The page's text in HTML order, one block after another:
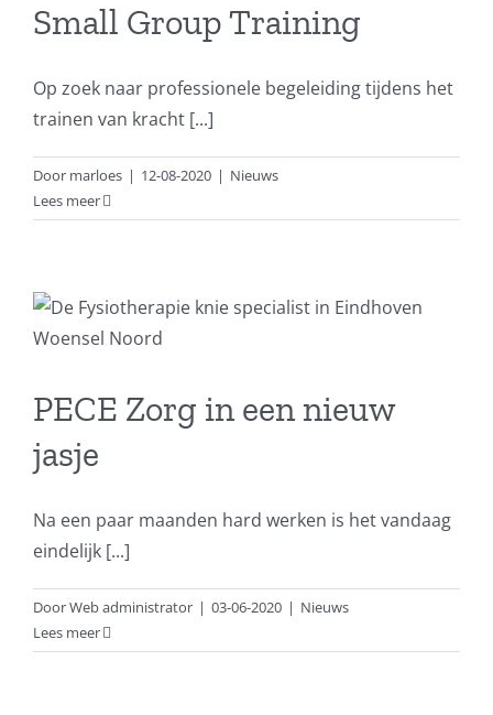
Small Group Training
Op zoek naar professionele begeleiding tijdens het
trainen van kracht [...]
Door marloes | 12-08-2020 | Nieuws
Lees meer
PECE Zorg in een nieuw
jasje
Na een paar maanden hard werken is het vandaag
eindelijk [...]
DoorWeb administrator | 03-06-2020 | Nieuws
Lees meer